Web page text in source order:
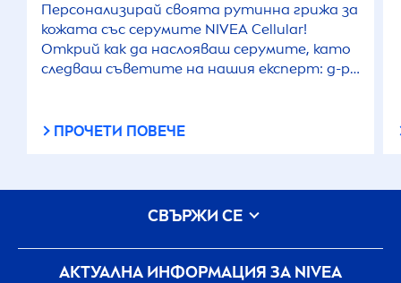
Персонализирай своята рутинна грижа за
кожата със серумите NIVEA Cellular!
Открий как да наслояваш серумите, като
следваш съветите на нашия експерт: д-р
ПРОЧЕТИ ПОВЕЧЕ
АКТУАЛНА ИНФОРМАЦИЯ ЗА NIVEA
СВЪРЖИ СЕ